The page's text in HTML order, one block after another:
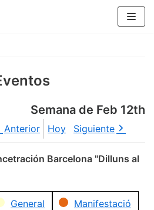
Semana de Feb 12th
Anterior Hoy Siguiente
Barcelona "Dilluns al
General Manifestació